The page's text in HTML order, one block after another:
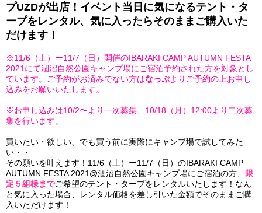
プUZDが出店！イベント当日に気になるテント・タ
ープをレンタル、気に入ったらそのままご購入いた
だけます！
※11/6（土）ー11/7（日）開催のIBARAKI CAMP AUTUMN FESTA
2021にて涸沼自然公園キャンプ場にご宿泊予約された方を対象とし
ています。ご予約がお済みでない方はなっぷよりご予約の上お申し
込みをお願いいたします。
※お申し込みは10/2〜より一次募集、 10/18（月）12:00より二次募
集を行います。
買いたい・欲しい、でも買う前に実際にキャンプ場で試してみた
い・・
その願いを叶えます！11/6（土）ー11/7（日）のIBARAKI CAMP
AUTUMN FESTA 2021@涸沼自然公園キャンプ場にご宿泊の方、
限
定５組様までご希望のテント・タープをレンタルいたします！なん
と気に入った場合、レンタル価格を差し引いた金額でそのままご購
入いただけます！